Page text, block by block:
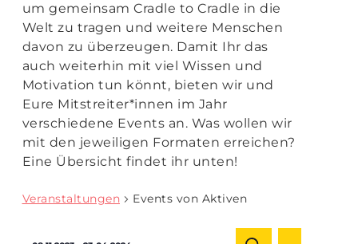
um gemeinsam Cradle to Cradle in die
Welt zu tragen und weitere Menschen
davon zu überzeugen. Damit Ihr das
auch weiterhin mit viel Wissen und
Motivation tun könnt, bieten wir und
Eure Mitstreiter*innen im Jahr
verschiedene Events an. Was wollen wir
mit den jeweiligen Formaten erreichen?
Eine Übersicht findet ihr unten!
Veranstaltungen Events von Aktiven